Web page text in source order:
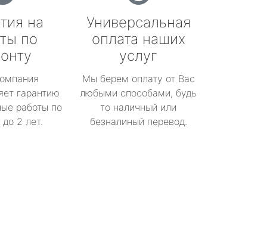
на
по
гарантию
работы по
2 лет.
Универсальная
оплата наших
услуг
Мы берем оплату от Вас
любыми способами, будь
то наличный или
безналиный перевод.